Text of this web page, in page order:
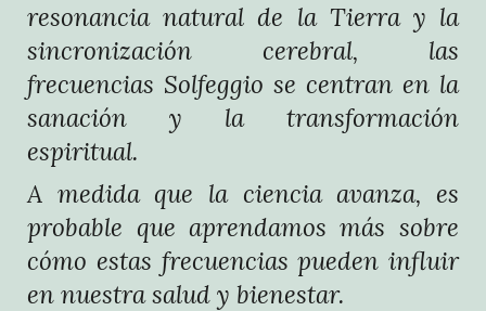
resonancia natural de la Tierra y la
sincronización cerebral, las
frecuencias Solfeggio se centran en la
sanación y la transformación
espiritual.
A medida que la ciencia avanza, es
probable que aprendamos más sobre
cómo estas frecuencias pueden influir
en nuestra salud y bienestar.